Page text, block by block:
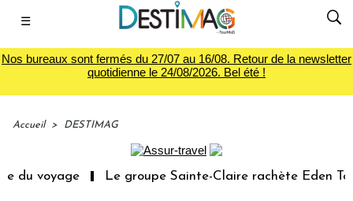
☰
Nos bureaux sont fermés du 27/07 au 16/08. Retour de la newsletter
quotidienne le 24/08/2026. Bel été !
Accueil > DESTIMAG
du voyage Le groupe Sainte-Claire rachète Eden Tour